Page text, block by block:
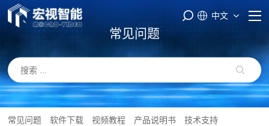
PASS云平台
产品与服务
中文
常见问题
常见问题 软件下载 视频教程 产品说明书 技术支持